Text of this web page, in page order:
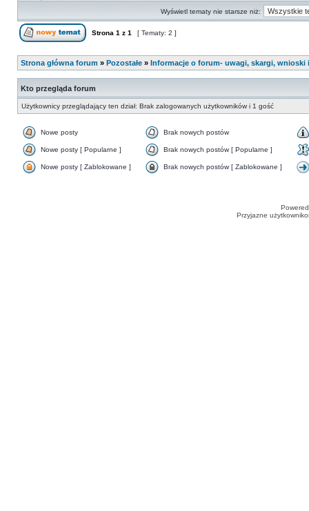
Wyświetl tematy nie starsze niż:
Strona 1 z 1 [ Tematy: 2 ]
Strona główna forum » Pozostałe » Informacje o forum- uwagi, skargi, wnioski
Kto przegląda forum
Użytkownicy przeglądający ten dział: Brak zalogowanych użytkowników i 1 gość
Nowe posty Brak nowych postów
Nowe posty [ Popularne ] Brak nowych postów [ Popularne ]
Nowe posty [ Zablokowane ] Brak nowych postów [ Zablokowane ]
Przyjazne